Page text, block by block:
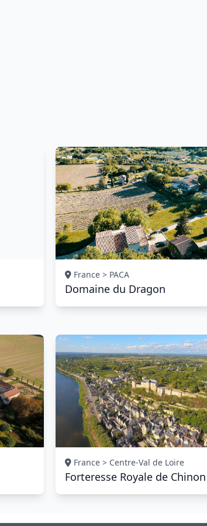
France > PACA
Domaine du Dragon
France > Centre-Val de Loire
Forteresse Royale de Chinon